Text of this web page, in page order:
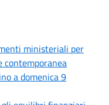
ministeriali per
a domenica 9